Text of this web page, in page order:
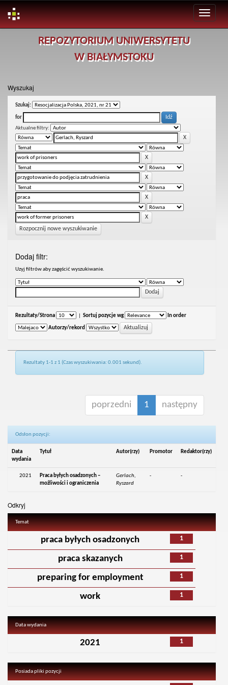
REPOZYTORIUM UNIWERSYTETU
W BIAŁYMSTOKU
Wyszukaj
Szukaj:
for
Aktualne filtry:
Rozpocznij nowe wyszukiwanie
Dodaj filtr:
Uzyj filtrów aby zagęścić wyszukiwanie.
Rezultaty/Strona Sortuj pozycje wg In order
Autorzy/rekord
Rezultaty 1-1 z 1 (Czas wyszukiwania: 0.001 sekund).
poprzedni 1 następny
Odsłon pozycji:
Data
wydania
Tytuł Autor(rzy) Promotor Redaktor(rzy)
2021
Praca byłych osadzonych –
możliwości i ograniczenia
Gerlach,
Ryszard
- -
Odkryj
Temat
1
praca byłych osadzonych
1
praca skazanych
1
preparing for employment
1
work
Data wydania
1
2021
Posiada pliki pozycji